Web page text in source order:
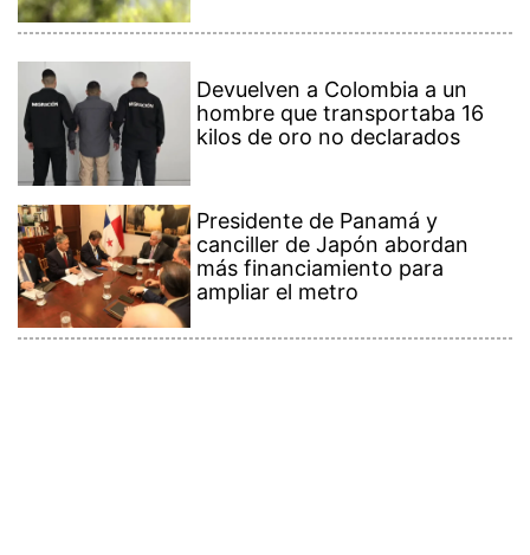
Devuelven a Colombia a un
hombre que transportaba 16
kilos de oro no declarados
Presidente de Panamá y
canciller de Japón abordan
más financiamiento para
ampliar el metro